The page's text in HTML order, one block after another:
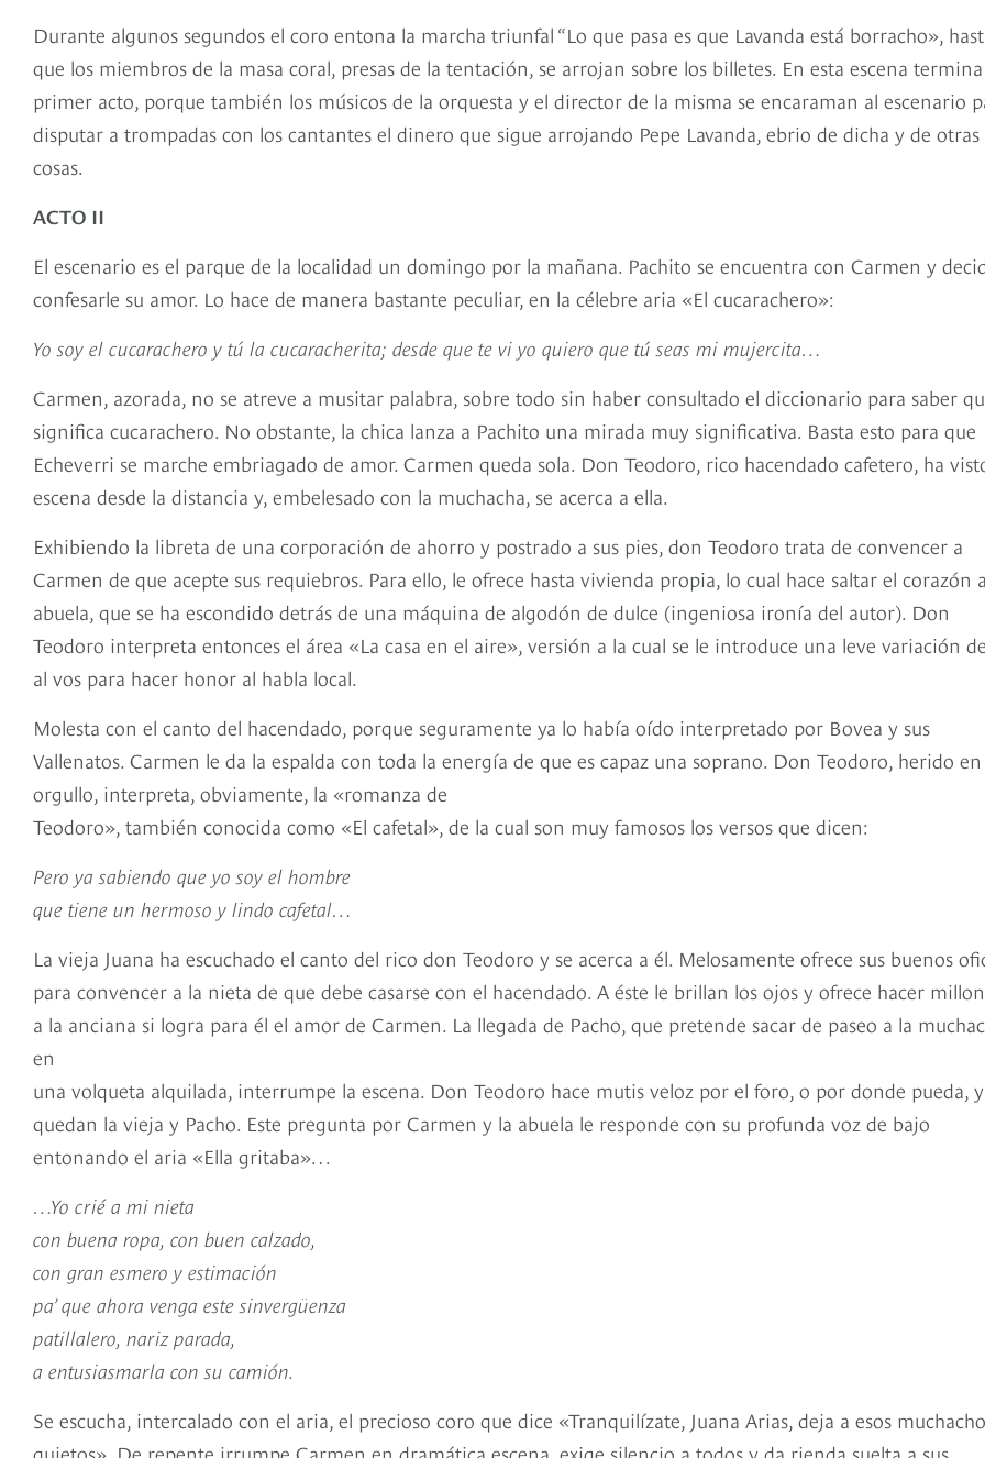
Durante algunos segundos el coro entona la marcha triunfal “Lo que pasa es que Lavanda está borracho»,
que los miembros de la masa coral, presas de la tentación, se arrojan sobre los billetes. En esta escena
primer acto, porque también los músicos de la orquesta y el director de la misma se encaraman al escenario
disputar a trompadas con los cantantes el dinero que sigue arrojando Pepe Lavanda, ebrio de dicha y de otras
cosas.
ACTO II
El escenario es el parque de la localidad un domingo por la mañana. Pachito se encuentra con Carmen y
confesarle su amor. Lo hace de manera bastante peculiar, en la célebre aria «El cucarachero»:
Yo soy el cucarachero y tú la cucaracherita; desde que te vi yo quiero que tú seas mi mujercita…
Carmen, azorada, no se atreve a musitar palabra, sobre todo sin haber consultado el diccionario para saber
significa cucarachero. No obstante, la chica lanza a Pachito una mirada muy significativa. Basta esto para que
Echeverri se marche embriagado de amor. Carmen queda sola. Don Teodoro, rico hacendado cafetero, ha
escena desde la distancia y, embelesado con la muchacha, se acerca a ella.
Exhibiendo la libreta de una corporación de ahorro y postrado a sus pies, don Teodoro trata de convencer a
Carmen de que acepte sus requiebros. Para ello, le ofrece hasta vivienda propia, lo cual hace saltar el corazón
abuela, que se ha escondido detrás de una máquina de algodón de dulce (ingeniosa ironía del autor). Don
Teodoro interpreta entonces el área «La casa en el aire», versión a la cual se le introduce una leve variación
al vos para hacer honor al habla local.
Molesta con el canto del hacendado, porque seguramente ya lo había oído interpretado por Bovea y sus
Vallenatos. Carmen le da la espalda con toda la energía de que es capaz una soprano. Don Teodoro, herido
orgullo, interpreta, obviamente, la «romanza de
Teodoro», también conocida como «El cafetal», de la cual son muy famosos los versos que dicen:
Pero ya sabiendo que yo soy el hombre
que tiene un hermoso y lindo cafetal…
La vieja Juana ha escuchado el canto del rico don Teodoro y se acerca a él. Melosamente ofrece sus buenos
para convencer a la nieta de que debe casarse con el hacendado. A éste le brillan los ojos y ofrece hacer
a la anciana si logra para él el amor de Carmen. La llegada de Pacho, que pretende sacar de paseo a la
en
una volqueta alquilada, interrumpe la escena. Don Teodoro hace mutis veloz por el foro, o por donde pueda, y
quedan la vieja y Pacho. Este pregunta por Carmen y la abuela le responde con su profunda voz de bajo
entonando el aria «Ella gritaba»…
…Yo crié a mi nieta
con buena ropa, con buen calzado,
con gran esmero y estimación
pa’ que ahora venga este sinvergüenza
patillalero, nariz parada,
a entusiasmarla con su camión.
Se escucha, intercalado con el aria, el precioso coro que dice «Tranquilízate, Juana Arias, deja a esos
quietos». De repente irrumpe Carmen en dramática escena, exige silencio a todos y da rienda suelta a sus